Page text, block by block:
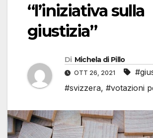
“l’iniziativa sulla
giustizia”
Di Michela di Pillo
OTT 26, 2021
#svizzera, #votazioni